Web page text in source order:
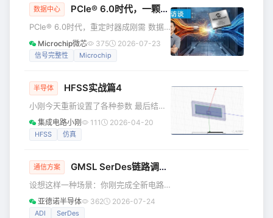
input [9:0] B, output reg [10:0] C
数据中心 PCIe® 6.0时代，一颗重定时器芯片如何成为AI数据中心的“隐形刚需”？
PCIe® 6.0时代，重定时器成刚需 数据
中心解决方案业务部产品市场技术工程
师Tam Do（杜泽心） 在AI时代，当业界
前，AI数据中心面临的瓶颈不再只是运
地移动数据。 随着PCIe 6.0将数据传输
速率推至64 GT/s并采用PAM4（四电平
脉冲幅度调制）信令，链路中的损耗、
Microchip微芯 375 2026-07-23
信号完整性 Microchip
半导体 HFSS实战篇4
小刚今天重新设置了各种参数 最后结果
不是不尽人意。 可以看到S11谐振频率不
对 于是我重新设置各种参数 谐振频率还
是得继续调，小刚心里苦啊！ 明天必成
集成电路小刚 111 2026-04-20
HFSS 仿真
通信方案 GMSL SerDes链路调试，工程师必备排查思路！
设想这样一种场景：你刚完成全新电路
板设计，或是满怀期待试用多款评估套
件，却发现收发两端器件无法建立通
亚德诺半导体 362 2026-07-24
ADI SerDes